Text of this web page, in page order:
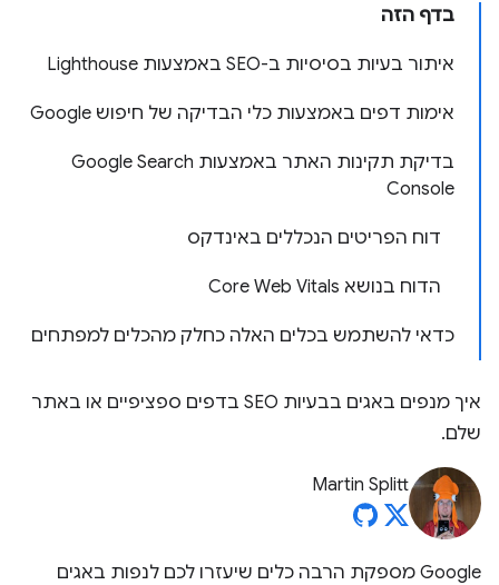
בדף הזה
איתור בעיות בסיסיות ב-SEO באמצעות Lighthouse
אימות דפים באמצעות כלי הבדיקה של חיפוש Google
בדיקת תקינות האתר באמצעות Google Search
Console
דוח הפריטים הנכללים באינדקס
הדוח בנושא Core Web Vitals
כדאי להשתמש בכלים האלה כחלק מהכלים למפתחים
איך מנפים באגים בבעיות SEO בדפים ספציפיים או באתר
שלם.
Martin Splitt
‫Google מספקת הרבה כלים שיעזרו לכם לנפות באגים